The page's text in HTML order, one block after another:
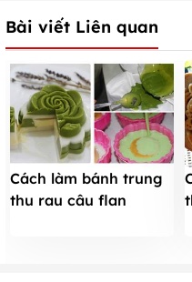
Bài viết Liên quan
Cách làm bánh trung
thu rau câu flan